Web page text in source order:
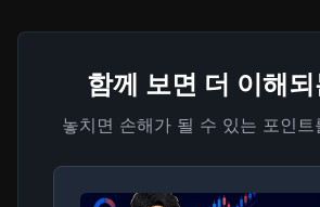
함께 보면 더 이해
놓치면 손해가 될 수 있는 포인트